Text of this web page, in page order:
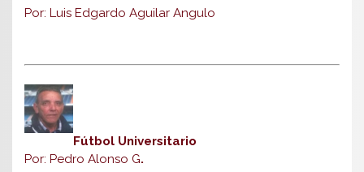
Por: Luis Edgardo Aguilar Angulo
Fútbol Universitario
Por: Pedro Alonso G.